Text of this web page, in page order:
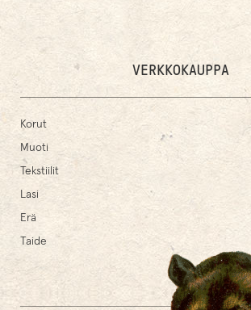
VERKKOKAUPPA
Korut
Muoti
Tekstiilit
Lasi
Erä
Taide